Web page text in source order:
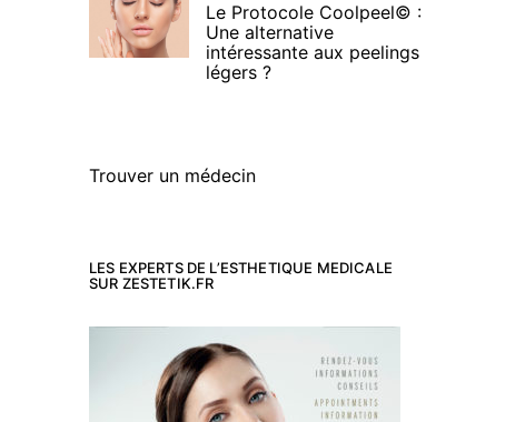
Le Protocole Coolpeel© :
Une alternative
intéressante aux peelings
légers ?
Trouver un médecin
LES EXPERTS DE L’ESTHETIQUE MEDICALE
SUR ZESTETIK.FR